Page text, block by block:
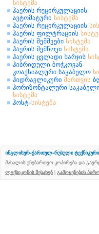
სისტემა
ჰაერის რეცირკულაციის
ავტომატური სისტემა
ჰაერის რეცირკულაციის
ჰაერის ფილტრაციის
ჰაერის შემშვები სისტემა
ჰაერის შემწოვი სისტემა
ჰაერის ცვლადი ხარჯის
ჰიბრიდული ბოჭკოვან-
კოაქსიალური საკაბელო
ჰიდრავლიკური მართვის
ჰორიზონტალური
სისტემა
ჰოსტ-სისტემა
ინგლისურ-ქართულ-რუსული
მასალის უნებართვო კოპირება და
ლექსიკონის შესახებ | გამოყენების